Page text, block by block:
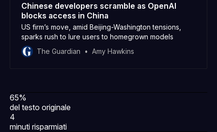
Chinese developers scramble as OpenAI
blocks access in China
US firm’s move, amid Beijing-Washington tensions,
sparks rush to lure users to homegrown models
The Guardian
Amy Hawkins
65%
del testo originale
4
minuti risparmiati